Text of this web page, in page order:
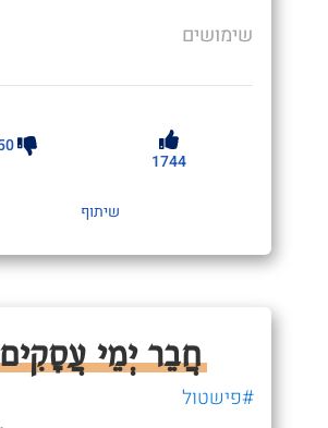
שימושים
1744
שיתוף
חֲבֵר יְמֵי עֲסָקִים
#פישטול